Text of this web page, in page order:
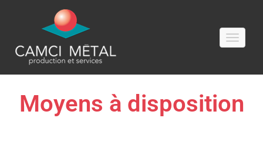
Moyens à disposition